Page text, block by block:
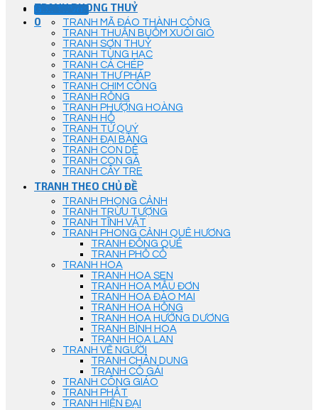
Góc Tư Vấn
0
TRANH PHONG THUỶ
TRANH MÃ ĐÁO THÀNH CÔNG
TRANH THUẬN BUỒM XUÔI GIÓ
TRANH SƠN THUỶ
TRANH TÙNG HẠC
TRANH CÁ CHÉP
TRANH THƯ PHÁP
TRANH CHIM CÔNG
TRANH RỒNG
TRANH PHƯỢNG HOÀNG
TRANH HỔ
TRANH TỨ QUÝ
TRANH ĐẠI BÀNG
TRANH CON DÊ
TRANH CON GÀ
TRANH CÂY TRE
TRANH THEO CHỦ ĐỀ
TRANH PHONG CẢNH
TRANH TRỪU TƯỢNG
TRANH TĨNH VẬT
TRANH PHONG CẢNH QUÊ HƯƠNG
TRANH ĐỒNG QUÊ
TRANH PHỐ CỔ
TRANH HOA
TRANH HOA SEN
TRANH HOA MẪU ĐƠN
TRANH HOA ĐÀO MAI
TRANH HOA HỒNG
TRANH HOA HƯỚNG DƯƠNG
TRANH BÌNH HOA
TRANH HOA LAN
TRANH VẼ NGƯỜI
TRANH CHÂN DUNG
TRANH CÔ GÁI
TRANH CÔNG GIÁO
TRANH PHẬT
TRANH HIỆN ĐẠI